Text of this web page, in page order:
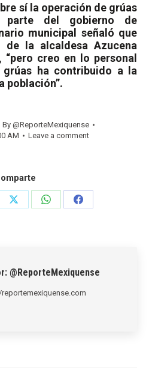
sí la operación de grúas
parte del gobierno de
municipal señaló que
la alcaldesa Azucena
“pero creo en lo personal
ha contribuido a la
población”.
By @ReporteMexiquense
AM
Leave a comment
Share
Share
Share
@ReporteMexiquense